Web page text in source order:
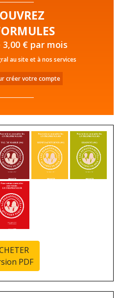
€ par mois
au site et à nos services
créer votre compte
PDF